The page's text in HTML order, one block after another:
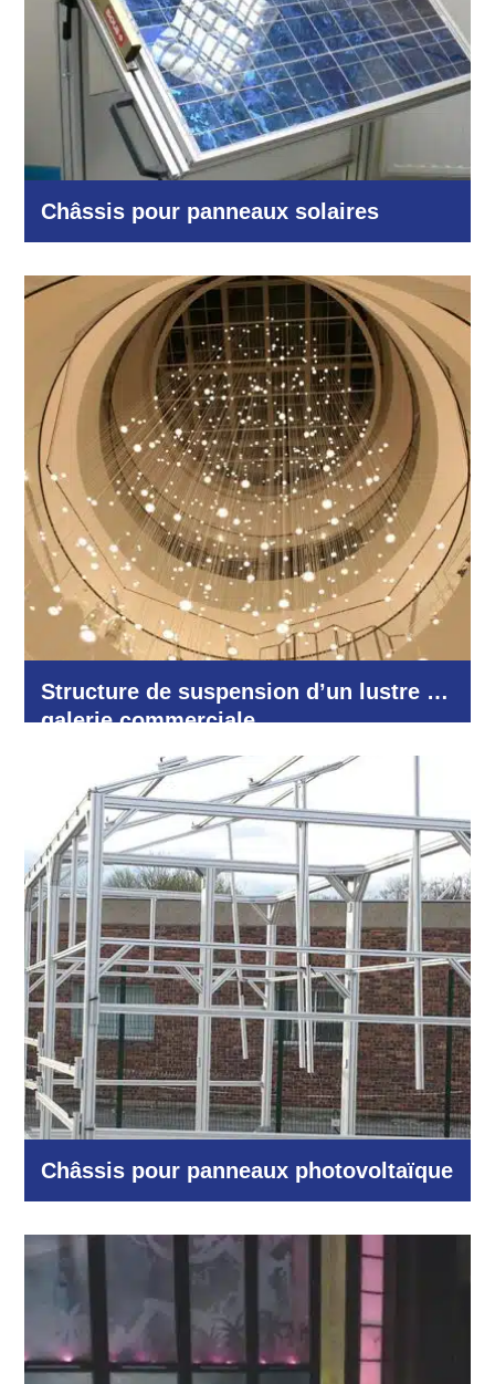
Châssis pour panneaux solaires
Autres domaines
Structure de suspension d’un lustre de
galerie commerciale
Autres domaines
Châssis pour panneaux photovoltaïque
Autres domaines